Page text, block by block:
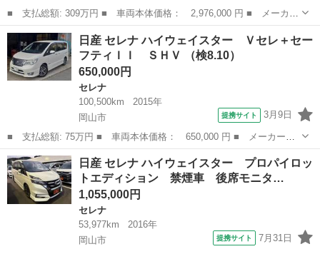
■ 支払総額: 309万円 ■ 車両本体価格： 2,976,000 円 ■ メーカー
名： 日産 ■ 車種名： セレナ ■ グレード名： ＸＶ 車いすス
ロープ車 送迎仕様 左右電動スライドドア、ナビ・テレビ、アラウ
ンドビュー...
岡山 岡山市 セレナ
日産 セレナ ハイウェイスター Ｖセレ＋セー
フティＩＩ ＳＨＶ （検8.10）
650,000円
セレナ
100,500km
2015年
岡山市
提携サイト 3月9日
■ 支払総額: 75万円 ■ 車両本体価格： 650,000 円 ■ メーカー
名： 日産 ■ 車種名： セレナ ■ グレード名： ハイウェイスタ
ー Ｖセレ＋セーフティＩＩ ＳＨＶ ■ 排気量： 2000cc ■ ドア
枚数：...
岡山 岡山市 セレナ
日産 セレナ ハイウェイスター プロパイロッ
トエディション 禁煙車 後席モニタ…
1,055,000円
セレナ
53,977km
2016年
岡山市
提携サイト 7月31日